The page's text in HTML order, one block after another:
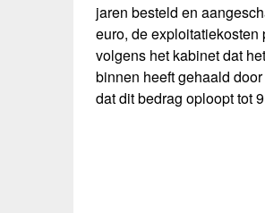
jaren besteld en
euro, de
volgens het kabinet dat
binnen heeft gehaald
dat dit bedrag oploopt tot